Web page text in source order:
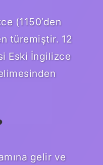
(1150’den
türemiştir. 12
Eski İngilizce
gelir ve